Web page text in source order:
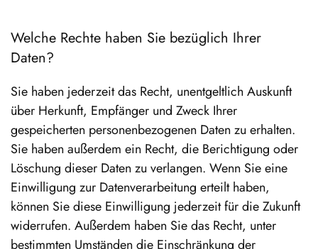
Welche Rechte haben Sie bezüglich Ihrer
Daten?
Sie haben jederzeit das Recht, unentgeltlich Auskunft
über Herkunft, Empfänger und Zweck Ihrer
gespeicherten personenbezogenen Daten zu erhalten.
Sie haben außerdem ein Recht, die Berichtigung oder
Löschung dieser Daten zu verlangen. Wenn Sie eine
Einwilligung zur Datenverarbeitung erteilt haben,
können Sie diese Einwilligung jederzeit für die Zukunft
widerrufen. Außerdem haben Sie das Recht, unter
bestimmten Umständen die Einschränkung der